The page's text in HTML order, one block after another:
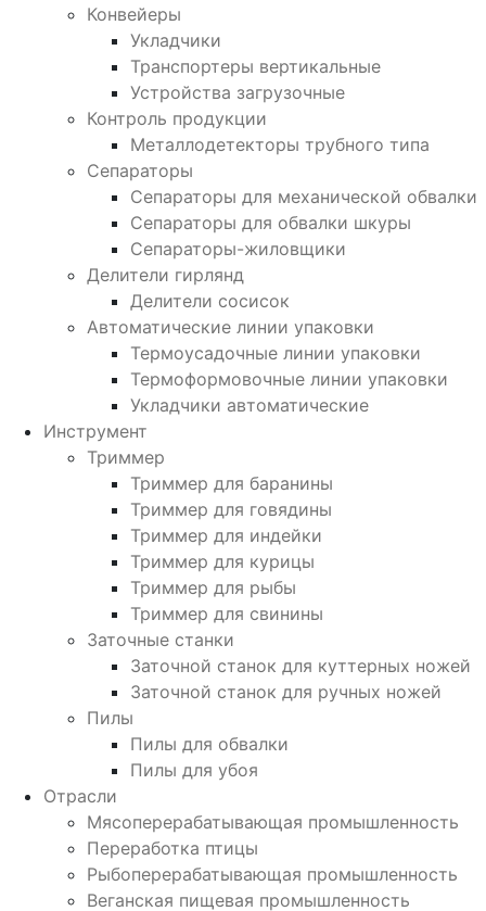
Конвейеры
Укладчики
Транспортеры вертикальные
Устройства загрузочные
Контроль продукции
Металлодетекторы трубного типа
Сепараторы
Сепараторы для механической обвалки
Сепараторы для обвалки шкуры
Сепараторы-жиловщики
Делители гирлянд
Делители сосисок
Автоматические линии упаковки
Термоусадочные линии упаковки
Термоформовочные линии упаковки
Укладчики автоматические
Инструмент
Триммер
Триммер для баранины
Триммер для говядины
Триммер для индейки
Триммер для курицы
Триммер для рыбы
Триммер для свинины
Заточные станки
Заточной станок для куттерных ножей
Заточной станок для ручных ножей
Пилы
Пилы для обвалки
Пилы для убоя
Отрасли
Мясоперерабатывающая промышленность
Переработка птицы
Рыбоперерабатывающая промышленность
Веганская пищевая промышленность